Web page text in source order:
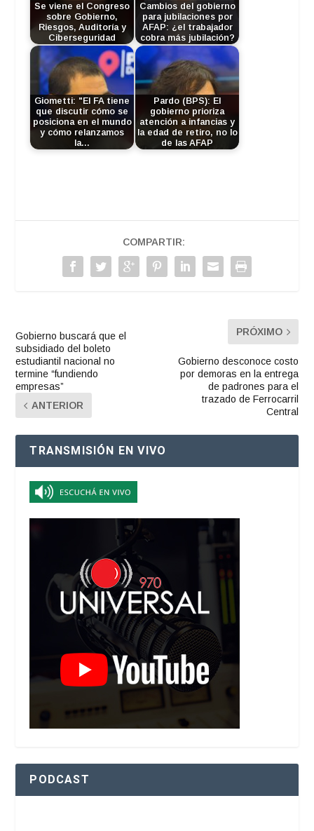
Se viene el Congreso
sobre Gobierno,
Riesgos, Auditoría y
Ciberseguridad
Cambios del gobierno
para jubilaciones por
AFAP: ¿el trabajador
cobra más jubilación?
Giometti: "El FA tiene
que discutir cómo se
posiciona en el mundo
y cómo relanzamos
la…
Pardo (BPS): El
gobierno prioriza
atención a infancias y
la edad de retiro, no lo
de las AFAP
COMPARTIR:
Gobierno buscará que el
subsidiado del boleto
estudiantil nacional no
termine “fundiendo
empresas”
ANTERIOR
PRÓXIMO
Gobierno desconoce costo
por demoras en la entrega
de padrones para el
trazado de Ferrocarril
Central
TRANSMISIÓN EN VIVO
PODCAST